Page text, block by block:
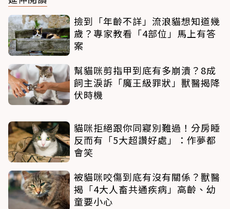
撿到「年齡不詳」流浪貓想知道幾
歲？專家教看「4部位」馬上有答
案
幫貓咪剪指甲到底有多崩潰？8成
飼主淚訴「魔王級罪狀」獸醫揭降
伏時機
貓咪拒絕跟你同寢別難過！分房睡
反而有「5大超讚好處」：作夢都
會笑
被貓咪咬傷到底有沒有關係？獸醫
揭「4大人畜共通疾病」高齡、幼
童要小心